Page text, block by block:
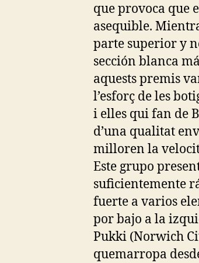
que provoca que
asequible.
parte superior y
sección blanca
aquests premis
l’esforç de les
i elles qui fan de
d’una qualitat
milloren la
Este grupo
suficientemente
fuerte a varios
por bajo a la
Pukki (Norwich
quemarropa